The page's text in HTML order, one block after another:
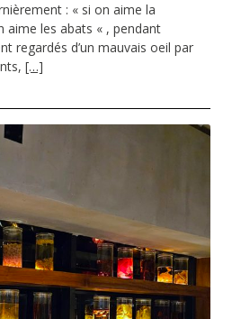
: « si on aime la
aime les abats « , pendant
regardés d’un mauvais oeil par
[…]